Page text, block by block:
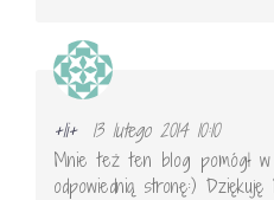
+li+
13 lutego 2014 10:10
Mnie też ten blog pomógł
odpowiednią stronę:) Dziękuję